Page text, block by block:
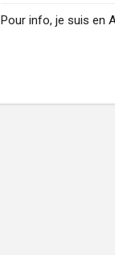
Pour info, je suis en